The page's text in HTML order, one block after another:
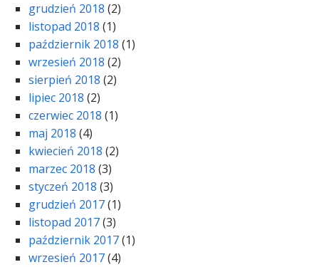
grudzień 2018 (2)
listopad 2018 (1)
październik 2018 (1)
wrzesień 2018 (2)
sierpień 2018 (2)
lipiec 2018 (2)
czerwiec 2018 (1)
maj 2018 (4)
kwiecień 2018 (2)
marzec 2018 (3)
styczeń 2018 (3)
grudzień 2017(1)
listopad 2017(3)
październik 2017(1)
wrzesień 2017(4)